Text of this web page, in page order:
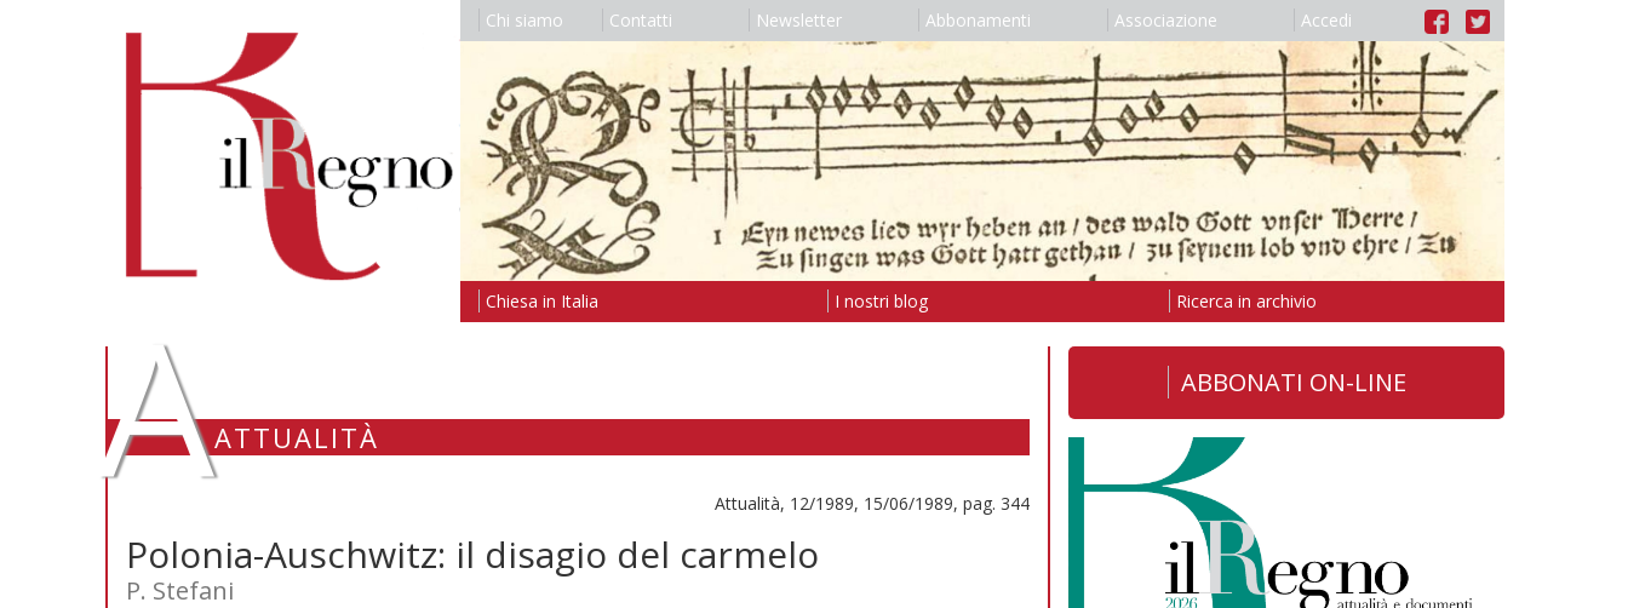
Chi siamo Contatti Newsletter Abbonamenti Associazione Accedi
Chiesa in Italia I nostri blog Ricerca in archivio
AATTUALITÀ
Attualità, 12/1989, 15/06/1989, pag. 344
Polonia-Auschwitz: il disagio del carmelo
P. Stefani
ABBONATI ON-LINE